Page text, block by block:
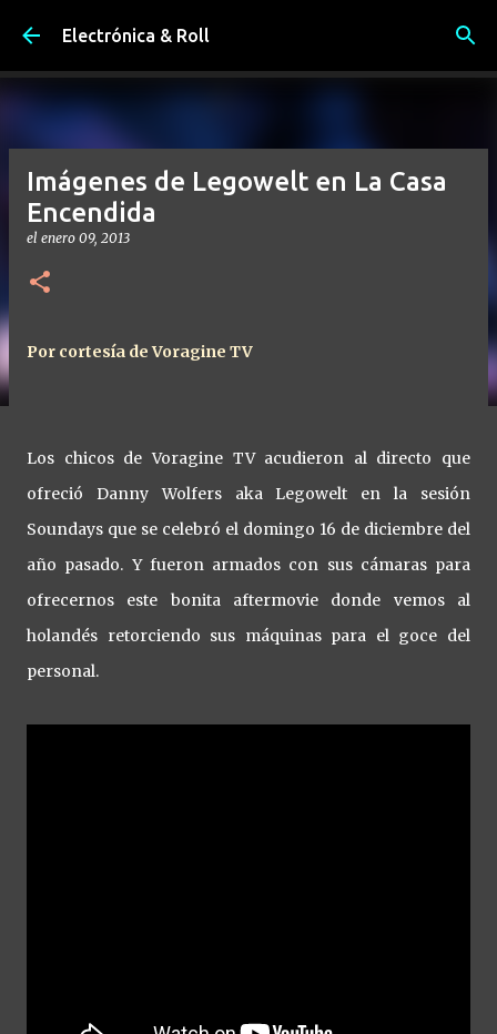
Ir al contenido principal
Electrónica & Roll
Imágenes de Legowelt en La Casa
Encendida
el enero 09, 2013
Por cortesía de Voragine TV
Los chicos de Voragine TV acudieron al directo que
ofreció Danny Wolfers aka Legowelt en la sesión
Soundays que se celebró el domingo 16 de diciembre del
año pasado. Y fueron armados con sus cámaras para
ofrecernos este bonita aftermovie donde vemos al
holandés retorciendo sus máquinas para el goce del
personal.